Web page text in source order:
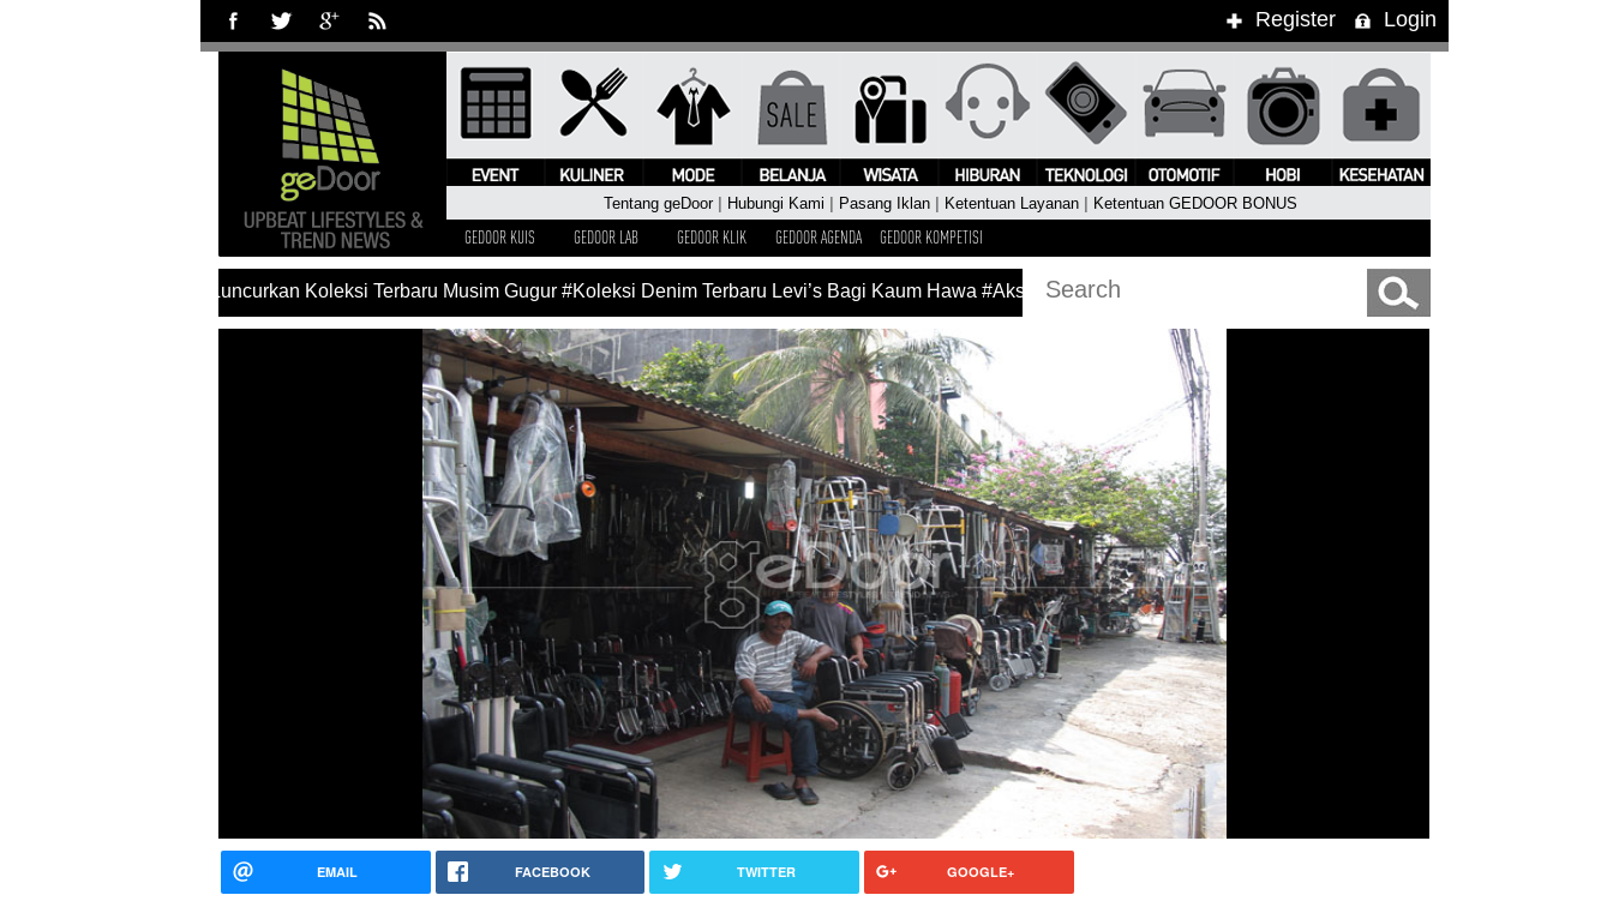
Register Login
Tentang geDoor| Hubungi Kami Pasang Iklan Ketentuan Layanan Ketentuan GEDOOR BONUS
GEDOOR KUIS GEDOOR LAB GEDOOR KLIK GEDOOR AGENDA GEDOOR KOMPETISI
#Charles & Keith Luncurkan Koleksi Terbaru Musim Gugur #Koleksi Denim Terbaru Levi’s Bagi Kaum Hawa #Aksi Panggung Kimbra Pukau Penonton WTF 2015
EMAIL FACEBOOK TWITTER GOOGLE+